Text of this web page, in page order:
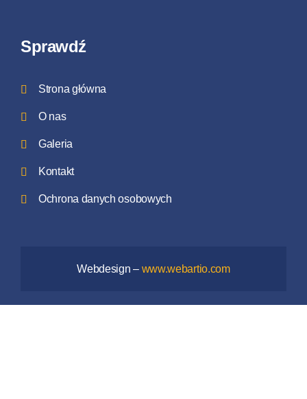
Sprawdź
Strona główna
O nas
Galeria
Kontakt
Ochrona danych osobowych
Webdesign – www.webartio.com